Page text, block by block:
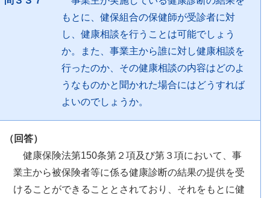
もとに、健保組合の保健師が受診者に対
し、健康相談を行うことは可能でしょう
か。また、事業主から誰に対し健康相談を
行ったのか、その健康相談の内容はどのよ
うなものかと聞かれた場合にはどうすれば
よいのでしょうか。
（回答）
健康保険法第150条第２項及び第３項において、事
業主から被保険者等に係る健康診断の結果の提供を受
けることができることとされており、それをもとに健